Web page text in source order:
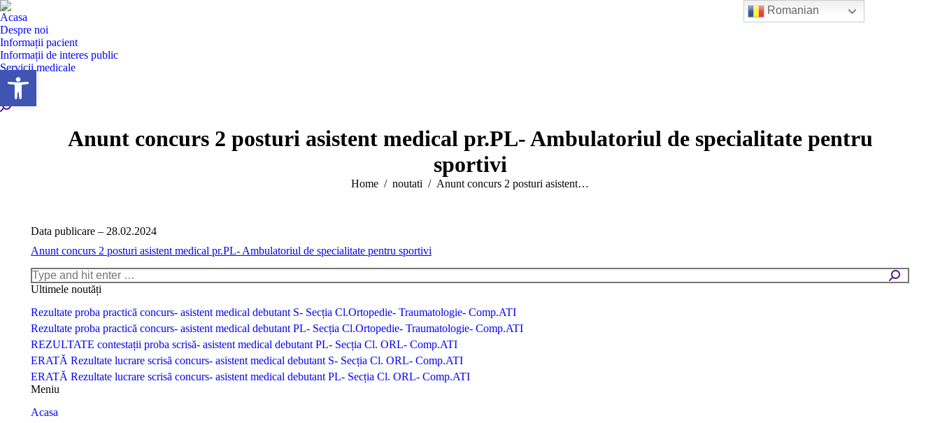
Deschide bara de unelte
Acasa
Despre noi
Informații pacient
Informații de interes public
Servicii medicale
Secții
Contact
Search:
Anunt concurs 2 posturi asistent medical pr.PL- Ambulatoriul de specialitate pentru
sportivi
You are here:
Home noutati Anunt concurs 2 posturi asistent…
Data publicare – 28.02.2024
Anunt concurs 2 posturi asistent medical pr.PL- Ambulatoriul de specialitate pentru sportivi
Search:
Ultimele noutăți
Rezultate proba practică concurs- asistent medical debutant S- Secția Cl.Ortopedie- Traumatologie- Comp.ATI
Rezultate proba practică concurs- asistent medical debutant PL- Secția Cl.Ortopedie- Traumatologie- Comp.ATI
REZULTATE contestații proba scrisă- asistent medical debutant PL- Secția Cl. ORL- Comp.ATI
ERATĂ Rezultate lucrare scrisă concurs- asistent medical debutant S- Secția Cl. ORL- Comp.ATI
ERATĂ Rezultate lucrare scrisă concurs- asistent medical debutant PL- Secția Cl. ORL- Comp.ATI
Meniu
Acasa
Romanian